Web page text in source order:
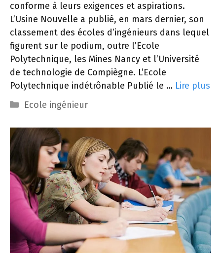
conforme à leurs exigences et aspirations.
L’Usine Nouvelle a publié, en mars dernier, son
classement des écoles d’ingénieurs dans lequel
figurent sur le podium, outre l’Ecole
Polytechnique, les Mines Nancy et l’Université
de technologie de Compiègne. L’Ecole
Polytechnique indétrônable Publié le … Lire plus
Catégories
Ecole ingénieur